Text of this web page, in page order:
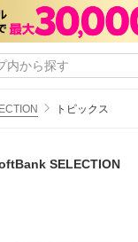
トピックス
SELECTION